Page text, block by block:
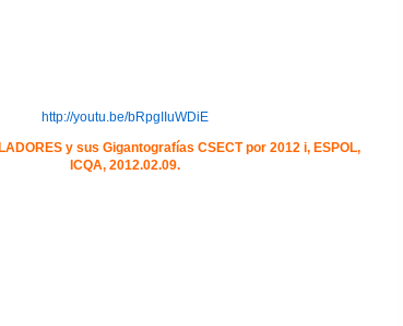
http://youtu.be/bRpgIIuWDiE
y sus Gigantografías CSECT por 2012 i, ESPOL,
ICQA, 2012.02.09.